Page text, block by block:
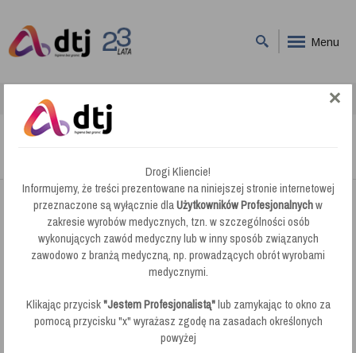
Menu
Lucart Ręcznik Papierowy Eco M (865002)
Drogi Kliencie!
Informujemy, że treści prezentowane na niniejszej stronie internetowej
przeznaczone są wyłącznie dlaUżytkowników Profesjonalnychw
zakresie wyrobów medycznych, tzn. w szczególności osób
wykonujących zawód medyczny lub w inny sposób związanych
zawodowo z branżą medyczną, np. prowadzących obrót wyrobami
medycznymi.
Klikając przycisk"Jestem Profesjonalistą"lub zamykając to okno za
pomocą przycisku "x" wyrażasz zgodę na zasadach określonych
powyżej